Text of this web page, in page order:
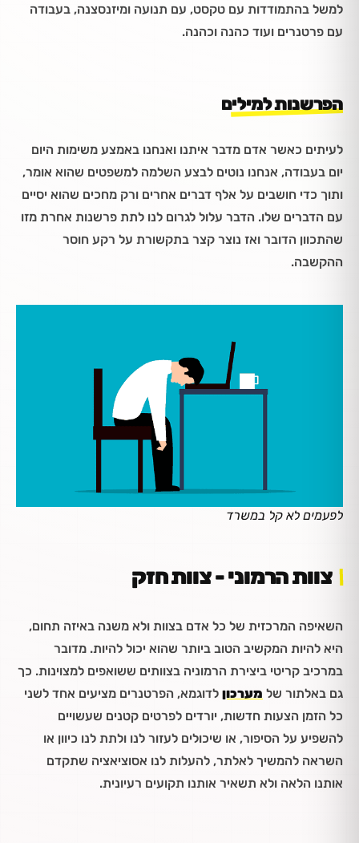
למשל בהתמודדות עם טקסט, עם תנועה ומיזנסצנה, בעבודה
עם פרטנרים ועוד כהנה וכהנה.
הפרשנות למילים
לעיתים כאשר אדם מדבר איתנו ואנחנו באמצע משימות היום
יום בעבודה, אנחנו נוטים לבצע השלמה למשפטים שהוא אומר,
ותוך כדי חושבים על אלף דברים אחרים ורק מחכים שהוא יסיים
עם הדברים שלו. הדבר עלול לגרום לנו לתת פרשנות אחרת מזו
שהתכוון הדובר ואז נוצר קצר בתקשורת על רקע חוסר
ההקשבה.
לפעמים לא קל במשרד
צוות הרמוני - צוות חזק
השאיפה המרכזית של כל אדם בצוות ולא משנה באיזה תחום,
היא להיות המקשיב הטוב ביותר שהוא יכול להיות. מדובר
במרכיב קריטי ביצירת הרמוניה בצוותים ששואפים למצוינות. כך
גם באלתור של מערכון לדוגמא, הפרטנרים מציעים אחד לשני
כל הזמן הצעות חדשות, יורדים לפרטים קטנים שעשויים
להשפיע על הסיפור, או שיכולים לעזור לנו ולתת לנו כיוון או
השראה להמשיך לאלתר, להעלות לנו אסוציאציה שתקדם
אותנו הלאה ולא תשאיר אותנו תקועים רעיונית.